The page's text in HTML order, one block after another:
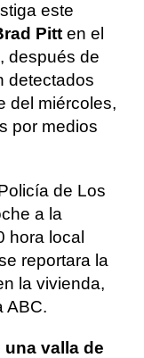
este
Pitt en el
después de
detectados
del miércoles,
por medios
de Los
a la
hora local
reportara la
la vivienda,
ABC.
valla de